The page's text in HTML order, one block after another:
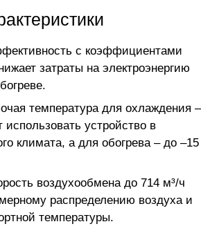
с коэффициентами
затраты на электроэнергию
температура для охлаждения –
использовать устройство в
климата, а для обогрева – до –15
воздухообмена до 714 м³/ч
распределению воздуха и
температуры.